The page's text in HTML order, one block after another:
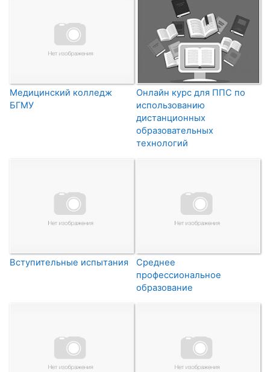
Медицинский колледж
БГМУ
Онлайн курс для ППС по
использованию
дистанционных
образовательных
технологий
Вступительные испытания
Среднее
профессиональное
образование